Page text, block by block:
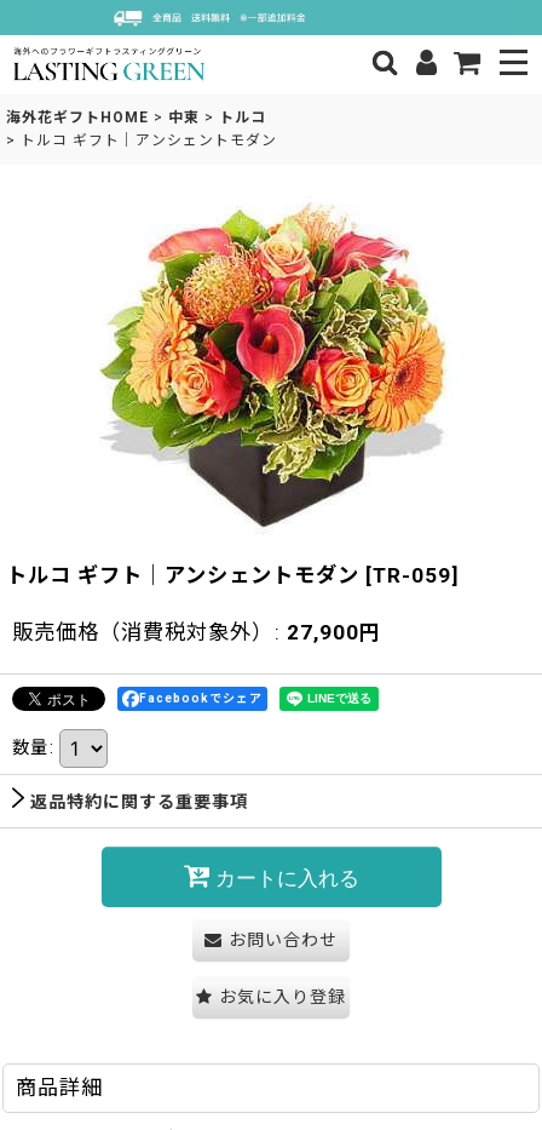
海外花ギフトHOME > 中東 >
トルコ
>
トルコ ギフト｜アンシェントモダン
トルコ ギフト｜アンシェントモダン [TR-059]
販売価格（消費税対象外） : 27,900 円
Facebookでシェア
数量:
返品特約に関する重要事項
カートに入れる
お問い合わせ
お気に入り登録
商品詳細